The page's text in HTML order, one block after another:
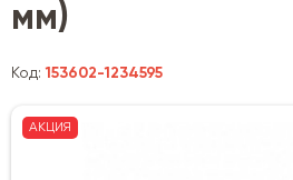
мм)
Код:153602-1234595
АКЦИЯ